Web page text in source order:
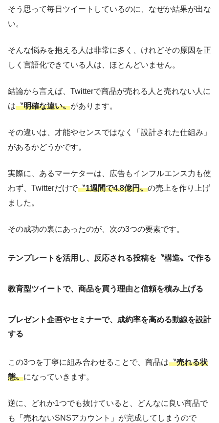
そう思って毎日ツイートしているのに、なぜか結果が出な
い。
そんな悩みを抱える人は非常に多く、けれどその原因を正
しく言語化できている人は、ほとんどいません。
結論から言えば、Twitterで商品が売れる人と売れない人に
は〝明確な違い〟があります。
その違いは、才能やセンスではなく「設計された仕組み」
があるかどうかです。
実際に、あるマーケターは、広告もインフルエンス力も使
わず、Twitterだけで〝1週間で4.8億円〟の売上を作り上げ
ました。
その成功の裏にあったのが、次の3つの要素です。
テンプレートを活用し、反応される投稿を〝構造〟で作る
教育型ツイートで、商品を買う理由と信頼を積み上げる
プレゼント企画やセミナーで、成約率を高める動線を設計
する
この3つを丁寧に組み合わせることで、商品は〝売れる状
態〟になっていきます。
逆に、どれか1つでも抜けていると、どんなに良い商品で
も「売れないSNSアカウント」が完成してしまうので